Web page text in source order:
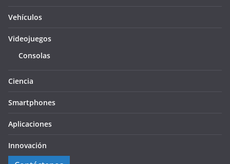
Vehículos
Videojuegos
Consolas
Ciencia
Smartphones
Aplicaciones
Innovación